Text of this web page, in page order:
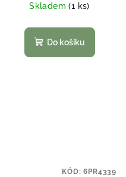
Skladem(1 ks)
Do košíku
KÓD:6PR4339